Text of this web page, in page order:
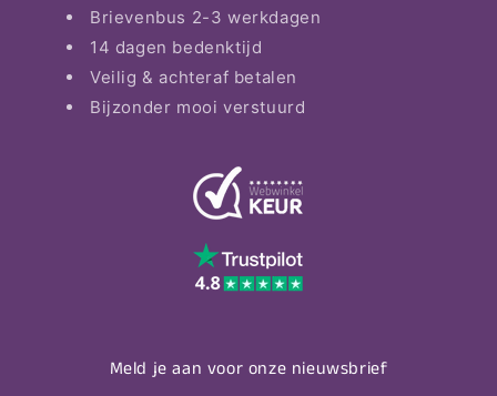
Brievenbus 2-3 werkdagen
14 dagen bedenktijd
Veilig & achteraf betalen
Bijzonder mooi verstuurd
Meld je aan voor onze nieuwsbrief